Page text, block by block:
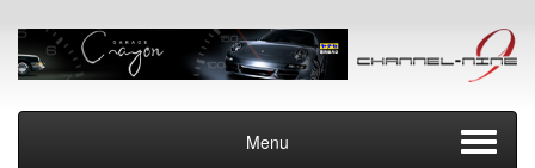
Menu